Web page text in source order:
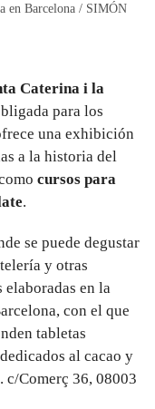
en Barcelona / SIMÓN
Caterina i la
para los
una exhibición
a la historia del
cursos para
.
se puede degustar
y otras
elaboradas en la
con el que
tabletas
al cacao y
. c/Comerç 36, 08003